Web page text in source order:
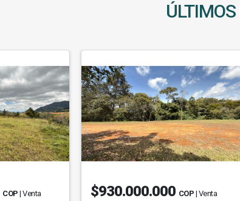
ÚLTIMOS
COP | Venta $930.000.000 COP | Venta